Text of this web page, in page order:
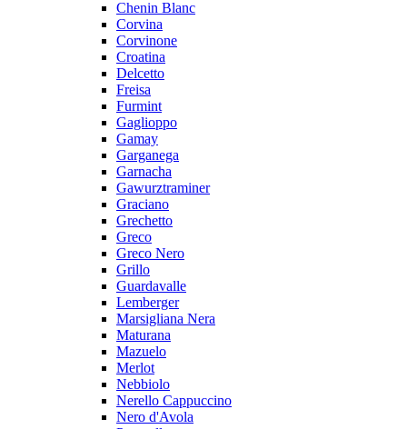
Chenin Blanc
Corvina
Corvinone
Croatina
Delcetto
Freisa
Furmint
Gaglioppo
Gamay
Garganega
Garnacha
Gawurztraminer
Graciano
Grechetto
Greco
Greco Nero
Grillo
Guardavalle
Lemberger
Marsigliana Nera
Maturana
Mazuelo
Merlot
Nebbiolo
Nerello Cappuccino
Nero d'Avola